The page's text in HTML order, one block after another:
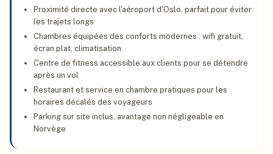
Proximité directe avec l'aéroport d'Oslo, parfait pour éviter
les trajets longs
Chambres équipées des conforts modernes : wifi gratuit,
écran plat, climatisation
Centre de fitness accessible aux clients pour se détendre
après un vol
Restaurant et service en chambre pratiques pour les
horaires décalés des voyageurs
Parking sur site inclus, avantage non négligeable en
Norvège